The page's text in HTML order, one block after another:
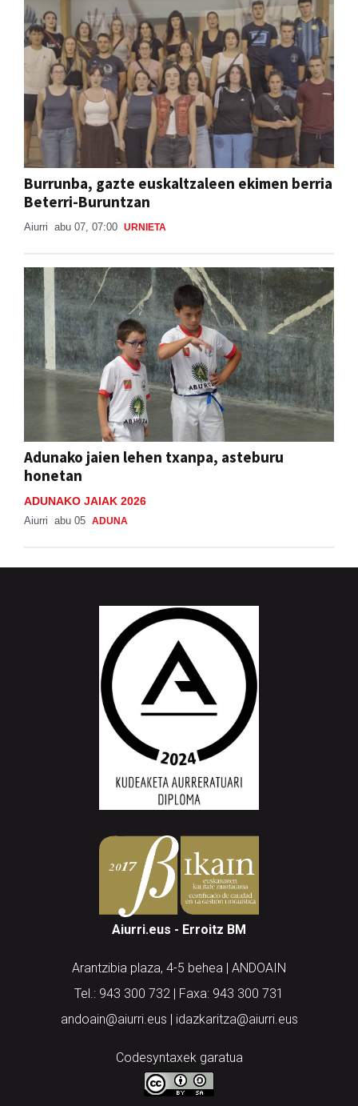
Burrunba, gazte euskaltzaleen ekimen berria
Beterri-Buruntzan
Aiurri abu 07, 07:00 URNIETA
Adunako jaien lehen txanpa, asteburu
honetan
ADUNAKO JAIAK 2026
Aiurri abu 05 ADUNA
Aiurri.eus - Erroitz BM
Arantzibia plaza, 4-5 behea | ANDOAIN
Tel.: 943 300 732 | Faxa: 943 300 731
andoain@aiurri.eus | idazkaritza@aiurri.eus
Codesyntaxek garatua